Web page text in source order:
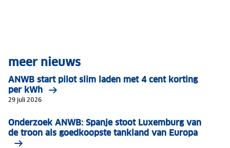
meer nieuws
ANWB start pilot slim laden met 4 cent korting
per kWh
29 juli 2026
Onderzoek ANWB: Spanje stoot Luxemburg van
de troon als goedkoopste tankland van Europa